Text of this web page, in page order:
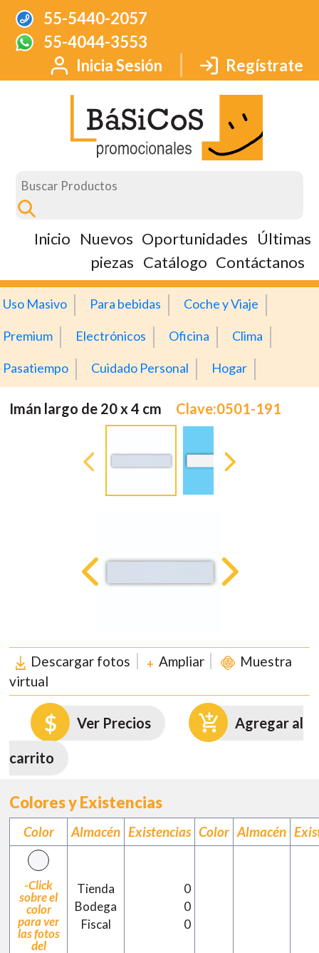
55-5440-2057
55-4044-3553
Inicia Sesión
Regístrate
Inicio Nuevos Oportunidades Últimas
piezas Catálogo Contáctanos
Uso Masivo Para bebidas Coche y Viaje
Premium Electrónicos Oficina Clima
Pasatiempo Cuidado Personal Hogar
Imán largo de 20 x 4 cm Clave:0501-191
Descargar fotos Ampliar
Muestra
virtual
Ver Precios Agregar al
carrito
Colores y Existencias
Color Almacén Existencias Color Almacén
-Click
sobre el
color
para ver
las fotos
del
Tienda
Bodega
Fiscal
0
0
0